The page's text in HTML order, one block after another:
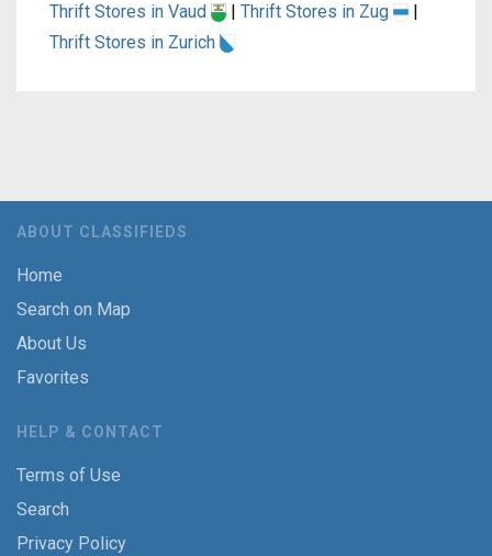
Thrift Stores in Vaud
| Thrift Stores in Zug
|
Thrift Stores in Zurich
ABOUT CLASSIFIEDS
Home
Search on Map
About Us
Favorites
HELP & CONTACT
Terms of Use
Search
Privacy Policy